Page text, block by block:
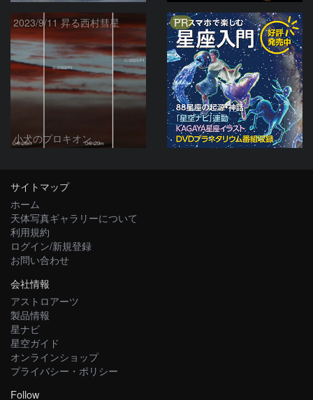
2023/9/11 昇る西村彗星
小犬のプロキオン
PR
サイトマップ
ホーム
天体写真ギャラリーについて
利用規約
ログイン/新規登録
お問い合わせ
会社情報
アストロアーツ
製品情報
星ナビ
星空ガイド
オンラインショップ
プライバシー・ポリシー
Follow